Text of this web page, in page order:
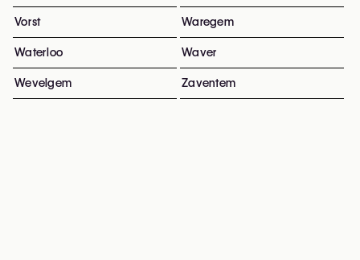
Vorst Waregem
Waterloo Waver
Wevelgem Zaventem